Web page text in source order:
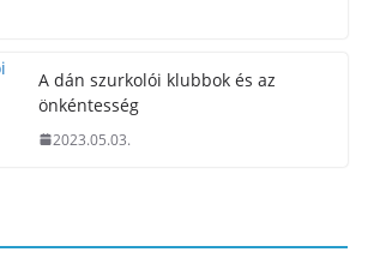
A dán szurkolói klubbok és az
önkéntesség
2023.05.03.